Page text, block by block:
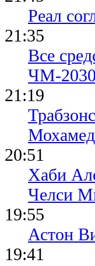
Реал
21:35
Все
ЧМ-2030
21:19
20:51
Хаби
Челси
19:55
Астон
19:41